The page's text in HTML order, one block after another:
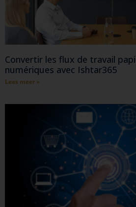
Convertir les flux de travail
numériques avec Ishtar365
Lees meer »